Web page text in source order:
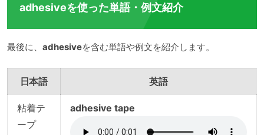
adhesiveを使った単語・例文紹介
最後に、 adhesiveを含む単語や例文を紹介します。
日本語 英語
粘着テ
ープ
adhesive tape